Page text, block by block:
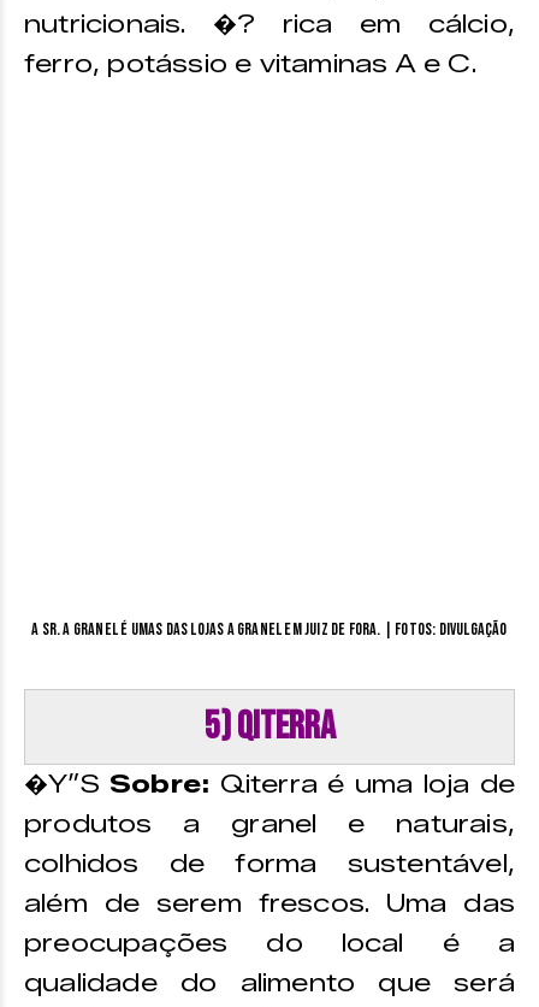
nutricionais. �? rica em cálcio,
ferro, potássio e vitaminas A e C.
A Sr. a Granel é umas das lojas a granel em Juiz de Fora. | Fotos: divulgação
5) Qiterra
�Y”S Sobre: Qiterra é uma loja de
produtos a granel e naturais,
colhidos de forma sustentável,
além de serem frescos. Uma das
preocupações do local é a
qualidade do alimento que será